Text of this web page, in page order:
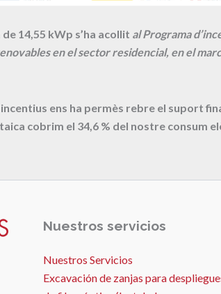
14,55 kWp s’ha acollit al Programa
en el sector residencial, en el
ens ha permès rebre el suport
cobrim el 34,6 % del nostre consum
Nuestros servicios
Nuestros Servicios
Excavación de zanjas para